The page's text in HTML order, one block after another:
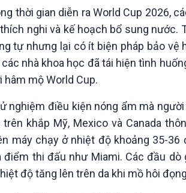
Chát với người nổi tiếng
Câu chuyện Thể thao
Video
E-
thời gian diễn ra World Cup 2026,
nghi và kế hoạch bổ sung nước.
tự nhưng lại có ít biện pháp bảo vệ
nhà khoa học đã tái hiện tình
mộ World Cup.
nghiệm điều kiện nóng ẩm mà
khắp Mỹ, Mexico và Canada
máy chạy ở nhiệt độ khoảng 35-36
thi đấu như Miami. Các đầu dò
độ tăng lên trên da khi mồ hôi